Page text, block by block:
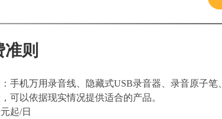
则
手机万用录音线、隐藏式USB录音器、录音原子
可以依据现实情况提供适合的产品。
起/日